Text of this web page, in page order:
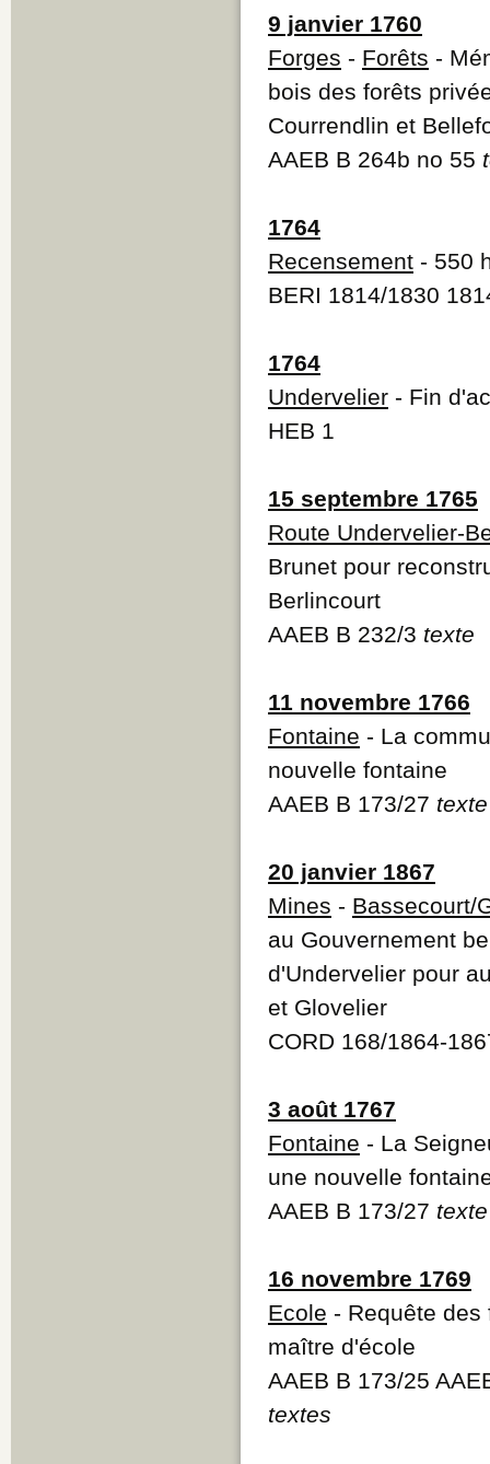
9 janvier 1760
Forges - Forêts -
bois des forêts
Courrendlin et
AAEB B 264b no 55
1764
Recensement - 550
BERI 1814/1830
1764
Undervelier - Fin
HEB 1
15 septembre 1765
Route Undervelier-
Brunet pour
Berlincourt
AAEB B 232/3 texte
11 novembre 1766
Fontaine - La
nouvelle fontaine
AAEB B 173/27 texte
20 janvier 1867
Mines - Bassecourt/
au Gouvernement
d'Undervelier pour
et Glovelier
CORD 168/1864-
3 août 1767
Fontaine - La
une nouvelle
AAEB B 173/27 texte
16 novembre 1769
Ecole - Requête
maître d'école
AAEB B 173/25
textes